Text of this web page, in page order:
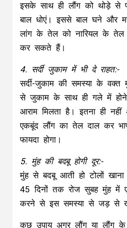
फायदा होगा।
5. मुंह की बदबू होगी दूर:-
मुंह से बदबू आती हो टोलों
45 दिनों तक रोज सुबह मुंह में
करने से इस समस्या से जड़ से
कुछ उपाय अगर लौंग या लौंग
इससे बीमारियां ही नहीं दाग
किये जा सकते हैं।
About The Author
Post Views: 878
Continue
Reading
Previous
मुख्यमंत्री सामूहिक विवाह योजना के
तहत 39 जोड़ें वैवाहिक जिंदगी में बंधे,